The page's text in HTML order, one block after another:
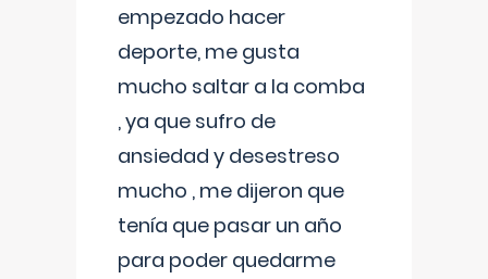
empezado hacer
deporte, me gusta
mucho saltar a la comba
, ya que sufro de
ansiedad y desestreso
mucho , me dijeron que
tenía que pasar un año
para poder quedarme